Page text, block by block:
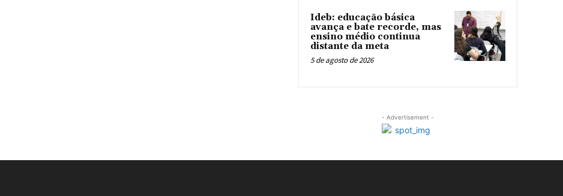
Ideb: educação básica
avança e bate recorde, mas
ensino médio continua
distante da meta
5 de agosto de 2026
- Advertisement -